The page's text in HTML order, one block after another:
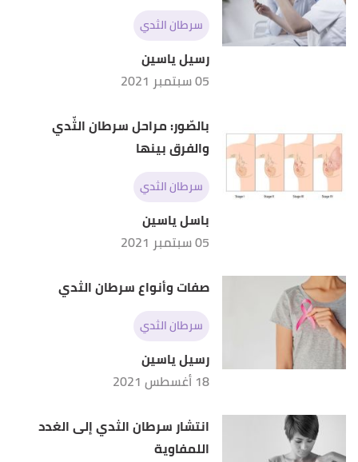
سرطان الثدي
رسيل ياسين
05 سبتمبر 2021
بالصّور: مراحل سرطان الثّدي
والفرق بينها
سرطان الثدي
باسل ياسين
05 سبتمبر 2021
صفات وأنواع سرطان الثدي
سرطان الثدي
رسيل ياسين
18 أغسطس 2021
انتشار سرطان الثدي إلى الغدد
اللمفاوية